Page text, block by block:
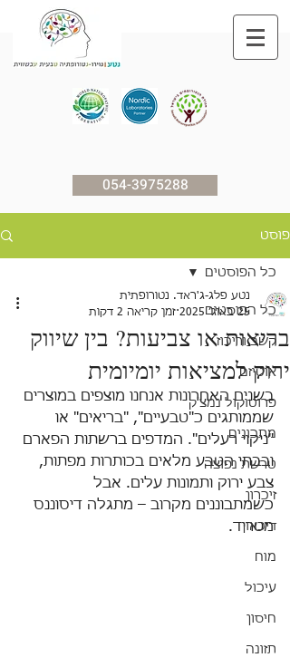
054-3975288
פוסט
כל הפוסטים
קשב וריכוז
אוטיזם
פרוטוקול נמצ'ק
מתכונים
טרשת נפוצה
זיכרון
דיכאון
מוח
עיכול
חיסון
תזונה
כל הפוסטים
בריאות או צביעות? בין שיווק
ירוק למציאות יומיומית
נטע פלג-ג'ראד. נטורופתית
25 באוג׳ 2025
זמן קריאה 2 דקות
בשנים האחרונות אנחנו מוצפים במוצרים
שממותגים כ"טבעיים", "בריאים" או
"ניקוי רעלים". המדפים ברשתות הפארם
ובבתי הטבע מלאים בכותרות מפתות,
צבע ירוק ותמונות עלים. אבל
כשמתבוננים מקרוב – מתגלה דיסוננס
מטריד.